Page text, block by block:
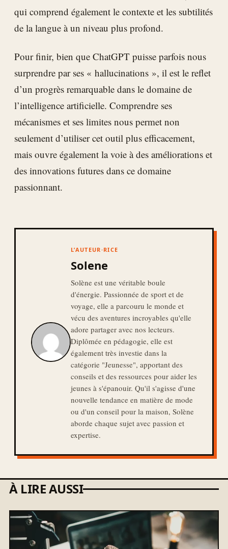
qui comprend également le contexte et les subtilités
de la langue à un niveau plus profond.
Pour finir, bien que ChatGPT puisse parfois nous
surprendre par ses « hallucinations », il est le reflet
d’un progrès remarquable dans le domaine de
l’intelligence artificielle. Comprendre ses
mécanismes et ses limites nous permet non
seulement d’utiliser cet outil plus efficacement,
mais ouvre également la voie à des améliorations et
des innovations futures dans ce domaine
passionnant.
L’AUTEUR·RICE
Solene
Solène est une véritable boule
d'énergie. Passionnée de sport et de
voyage, elle a parcouru le monde et
vécu des aventures incroyables qu'elle
adore partager avec nos lecteurs.
Diplômée en pédagogie, elle est
également très investie dans la
catégorie "Jeunesse", apportant des
conseils et des ressources pour aider les
jeunes à s'épanouir. Qu'il s'agisse d'une
nouvelle tendance en matière de mode
ou d'un conseil pour la maison, Solène
aborde chaque sujet avec passion et
expertise.
À LIRE AUSSI